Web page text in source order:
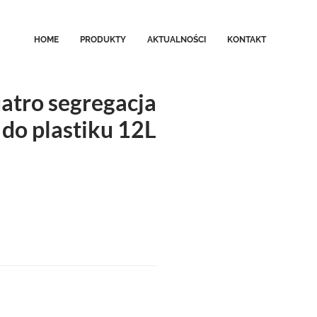
HOME PRODUKTY AKTUALNOŚCI KONTAKT
segregacja
do plastiku 12L